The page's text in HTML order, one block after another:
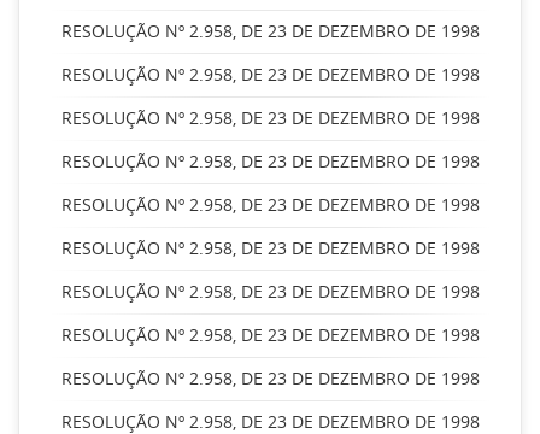
RESOLUÇÃO Nº 2.958, DE 23 DE DEZEMBRO DE 1998
RESOLUÇÃO Nº 2.958, DE 23 DE DEZEMBRO DE 1998
RESOLUÇÃO Nº 2.958, DE 23 DE DEZEMBRO DE 1998
RESOLUÇÃO Nº 2.958, DE 23 DE DEZEMBRO DE 1998
RESOLUÇÃO Nº 2.958, DE 23 DE DEZEMBRO DE 1998
RESOLUÇÃO Nº 2.958, DE 23 DE DEZEMBRO DE 1998
RESOLUÇÃO Nº 2.958, DE 23 DE DEZEMBRO DE 1998
RESOLUÇÃO Nº 2.958, DE 23 DE DEZEMBRO DE 1998
RESOLUÇÃO Nº 2.958, DE 23 DE DEZEMBRO DE 1998
RESOLUÇÃO Nº 2.958, DE 23 DE DEZEMBRO DE 1998